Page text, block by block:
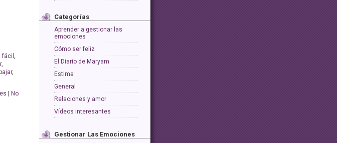
fácil ,
,
,
No
Categorías
Aprender a gestionar las
emociones
Cómo ser feliz
El Diario de Maryam
Estima
General
Relaciones y amor
Vídeos interesantes
Gestionar Las Emociones